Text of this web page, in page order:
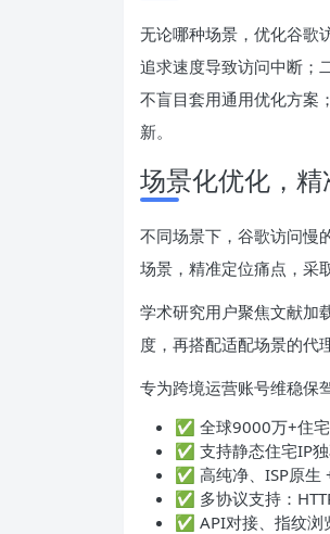
无论哪种场景，优化谷歌
追求速度导致访问中断；
不盲目套用通用优化方案
新。
场景化优化，
不同场景下，谷歌访问慢
场景，精准定位痛点，采
学术研究用户聚焦文献加
度，再搭配适配场景的代
专为跨境运营账号维稳保
✅ 全球9000万+住
✅ 支持静态住宅IP
✅ 高纯净、ISP原生
✅ 多协议支持：
✅ API对接、指纹浏